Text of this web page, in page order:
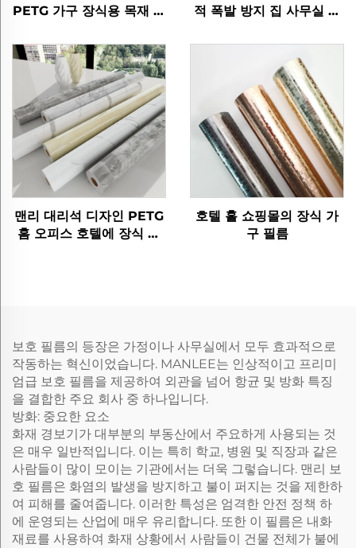
PETG 가구 장식용 목재 곡
엌 캐비닛
적 폭발 방지 집 사무실 호
곡물 필름
맨리 대리석 디자인 PETG
홈 오피스 호텔에 장식 가
호텔 홀 쇼핑몰의 장식 가
구 필름
보호 필름의 등장은 가정이나 사무실에서 모두 효과적으로
작동하는 혁신이었습니다. MANLEE는 인상적이고 프리미
엄급 보호 필름을 제공하여 외관을 넘어 항균 및 방화 특징
을 결합한 주요 회사 중 하나입니다.
방화: 중요한 요소
화재 경보기가 대부분의 부동산에서 주요하게 사용되는 것
은 매우 일반적입니다. 이는 특히 학교, 병원 및 직장과 같은
사람들이 많이 모이는 기관에서는 더욱 그렇습니다. 맨리 보
호 필름은 화염의 발생을 방지하고 불이 퍼지는 것을 제한하
여 피해를 줄여줍니다. 이러한 특성은 엄격한 안전 정책 하
에 운영되는 산업에 매우 유리합니다. 또한 이 필름은 내화
재료를 사용하여 화재 상황에서 사람들이 건물 전체가 불에